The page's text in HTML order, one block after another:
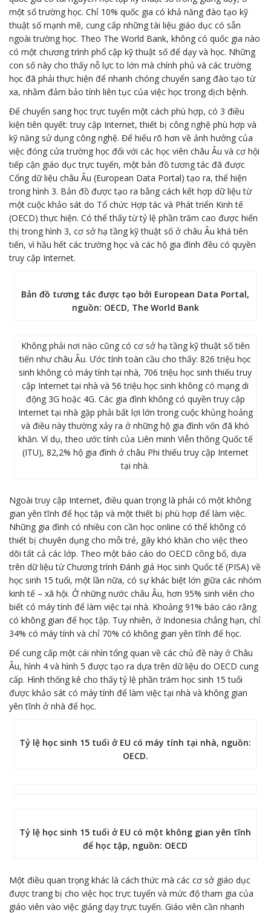
một số trường học. Chỉ 10% quốc gia có khả năng đào tạo kỹ
thuật số mạnh mẽ, cung cấp những tài liệu giáo dục có sẵn
ngoài trường học. Theo The World Bank, không có quốc gia nào
có một chương trình phổ cập kỹ thuật số để dạy và học. Những
con số này cho thấy nỗ lực to lớn mà chính phủ và các trường
học đã phải thực hiện để nhanh chóng chuyển sang đào tạo từ
xa, nhằm đảm bảo tính liên tục của việc học trong dịch bệnh.
Để chuyển sang học trực tuyến một cách phù hợp, có 3 điều
kiện tiên quyết: truy cập Internet, thiết bị công nghệ phù hợp và
kỹ năng sử dụng công nghệ. Để hiểu rõ hơn về ảnh hưởng của
việc đóng cửa trường học đối với các học viên châu Âu và cơ hội
tiếp cận giáo dục trực tuyến, một bản đồ tương tác đã được
Cổng dữ liệu châu Âu (European Data Portal) tạo ra, thể hiện
trong hình 3. Bản đồ được tạo ra bằng cách kết hợp dữ liệu từ
một cuộc khảo sát do Tổ chức Hợp tác và Phát triển Kinh tế
(OECD) thực hiện. Có thể thấy từ tỷ lệ phần trăm cao được hiển
thị trong hình 3, cơ sở hạ tầng kỹ thuật số ở châu Âu khá tiên
tiến, vì hầu hết các trường học và các hộ gia đình đều có quyền
truy cập Internet.
Bản đồ tương tác được tạo bởi European Data Portal,
nguồn: OECD, The World Bank
Không phải nơi nào cũng có cơ sở hạ tầng kỹ thuật số tiên
tiến như châu Âu. Ước tính toàn cầu cho thấy: 826 triệu học
sinh không có máy tính tại nhà, 706 triệu học sinh thiếu truy
cập Internet tại nhà và 56 triệu học sinh không có mạng di
động 3G hoặc 4G. Các gia đình không có quyền truy cập
Internet tại nhà gặp phải bất lợi lớn trong cuộc khủng hoảng
và điều này thường xảy ra ở những hộ gia đình vốn đã khó
khăn. Ví dụ, theo ước tính của Liên minh Viễn thông Quốc tế
(ITU), 82,2% hộ gia đình ở châu Phi thiếu truy cập Internet
tại nhà.
Ngoài truy cập Internet, điều quan trọng là phải có một không
gian yên tĩnh để học tập và một thiết bị phù hợp để làm việc.
Những gia đình có nhiều con cần học online có thể không có
thiết bị chuyên dụng cho mỗi trẻ, gây khó khăn cho việc theo
dõi tất cả các lớp. Theo một báo cáo do OECD công bố, dựa
trên dữ liệu từ Chương trình Đánh giá Học sinh Quốc tế (PISA) về
học sinh 15 tuổi, một lần nữa, có sự khác biệt lớn giữa các nhóm
kinh tế – xã hội. Ở những nước châu Âu, hơn 95% sinh viên cho
biết có máy tính để làm việc tại nhà. Khoảng 91% báo cáo rằng
có không gian để học tập. Tuy nhiên, ở Indonesia chẳng hạn, chỉ
34% có máy tính và chỉ 70% có không gian yên tĩnh để học.
Để cung cấp một cái nhìn tổng quan về các chủ đề này ở Châu
Âu, hình 4 và hình 5 được tạo ra dựa trên dữ liệu do OECD cung
cấp. Hình thống kê cho thấy tỷ lệ phần trăm học sinh 15 tuổi
được khảo sát có máy tính để làm việc tại nhà và không gian
yên tĩnh ở nhà để học.
Tỷ lệ học sinh 15 tuổi ở EU có máy tính tại nhà, nguồn:
OECD.
Tỷ lệ học sinh 15 tuổi ở EU có một không gian yên tĩnh
để học tập, nguồn: OECD
Một điều quan trọng khác là cách thức mà các cơ sở giáo dục
được trang bị cho việc học trực tuyến và mức độ tham gia của
giáo viên vào việc giảng dạy trực tuyến. Giáo viên cần nhanh